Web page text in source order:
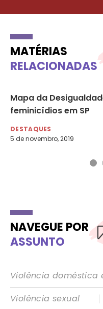
MATÉRIAS
RELACIONADAS
Mapa da
feminicídios em SP
DESTAQUES
5 de novembro, 2019
NAVEGUE POR
ASSUNTO
Violência doméstica
Violência sexual
|